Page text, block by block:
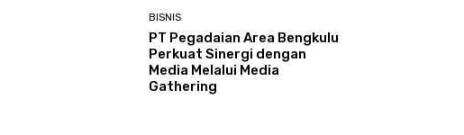
BISNIS
PT Pegadaian Area Bengkulu
Perkuat Sinergi dengan
Media Melalui Media
Gathering